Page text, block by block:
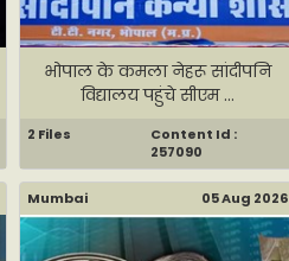
भोपाल के कमला नेहरू सांदीपनि
विद्यालय पहुंचे सीएम ...
2 Files
Content Id :
257090
Mumbai 05 Aug 2026